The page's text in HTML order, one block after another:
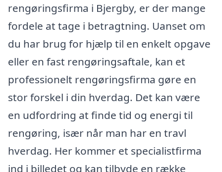
rengøringsfirma i Bjergby, er der mange
fordele at tage i betragtning. Uanset om
du har brug for hjælp til en enkelt opgave
eller en fast rengøringsaftale, kan et
professionelt rengøringsfirma gøre en
stor forskel i din hverdag. Det kan være
en udfordring at finde tid og energi til
rengøring, især når man har en travl
hverdag. Her kommer et specialistfirma
ind i billedet og kan tilbyde en række